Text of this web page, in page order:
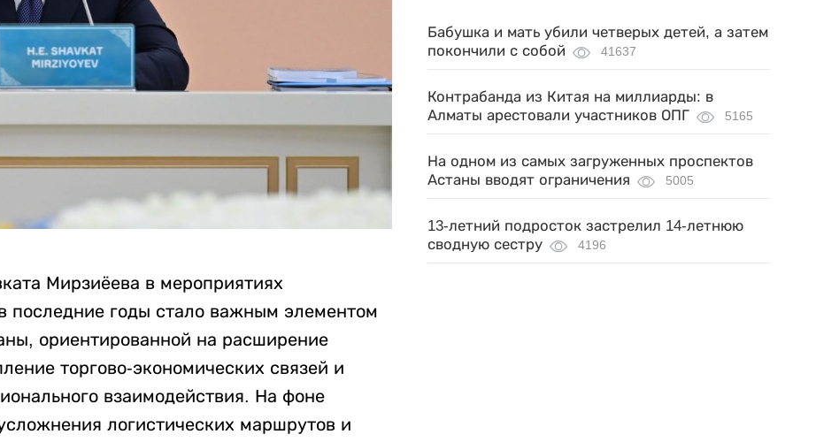
Мирзиёева в мероприятиях
последние годы стало важным элементом
ориентированной на расширение
торгово-экономических связей и
взаимодействия. На фоне
логистических маршрутов и
Бабушка и мать убили четверых детей, а затем
покончили с собой
41637
Контрабанда из Китая на миллиарды: в
Алматы арестовали участников ОПГ
5165
На одном из самых загруженных проспектов
Астаны вводят ограничения
5005
13-летний подросток застрелил 14-летнюю
сводную сестру
4196